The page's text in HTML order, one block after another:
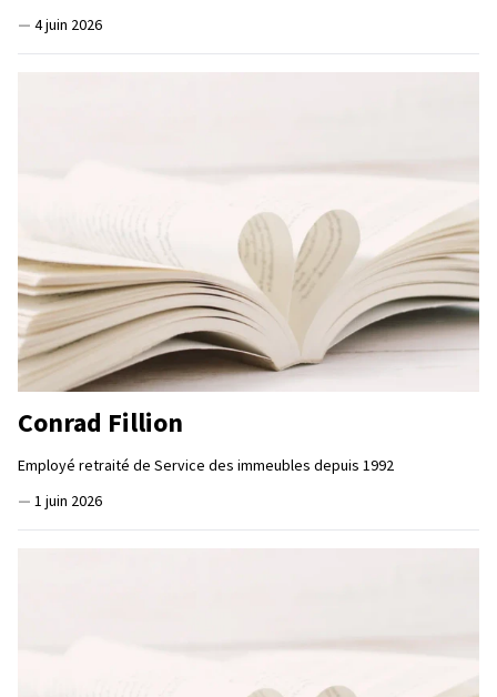
— 4 juin 2026
Conrad Fillion
Employé retraité de Service des immeubles depuis 1992
— 1 juin 2026